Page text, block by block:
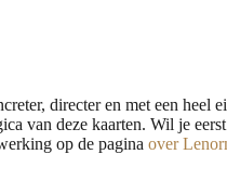
directer en met een heel
van deze kaarten. Wil je
op de pagina over